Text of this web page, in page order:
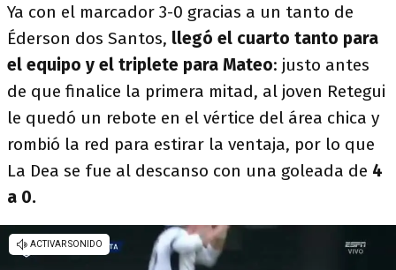
Ya con el marcador 3-0 gracias a un tanto de
Éderson dos Santos, llegó el cuarto tanto para
el equipo y el triplete para Mateo: justo antes
de que finalice la primera mitad, al joven Retegui
le quedó un rebote en el vértice del área chica y
rombió la red para estirar la ventaja, por lo que
La Dea se fue al descanso con una goleada de 4
a 0.